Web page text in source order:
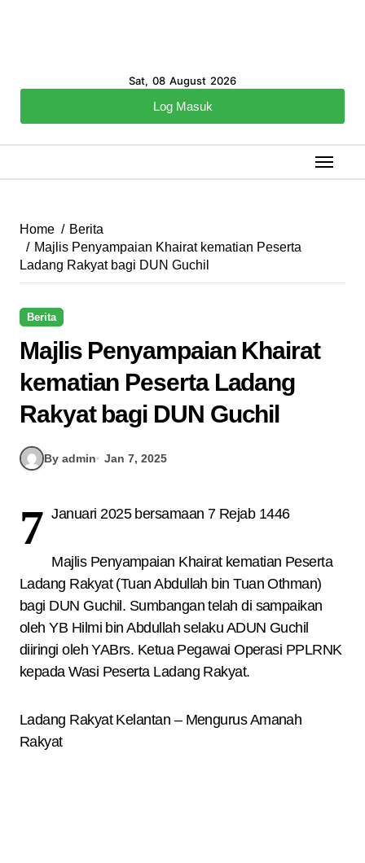
Log Masuk
Sat, 08 August 2026
Home
Berita
Majlis Penyampaian Khairat kematian Peserta
Ladang Rakyat bagi DUN Guchil
Berita
Majlis Penyampaian Khairat
kematian Peserta Ladang
Rakyat bagi DUN Guchil
By admin Jan 7, 2025
7 Januari 2025 bersamaan 7 Rejab 1446
Majlis Penyampaian Khairat kematian Peserta
Ladang Rakyat (Tuan Abdullah bin Tuan Othman)
bagi DUN Guchil. Sumbangan telah di sampaikan
oleh YB Hilmi bin Abdullah selaku ADUN Guchil
diiringi oleh YABrs. Ketua Pegawai Operasi PPLRNK
kepada Wasi Peserta Ladang Rakyat.
Ladang Rakyat Kelantan – Mengurus Amanah
Rakyat